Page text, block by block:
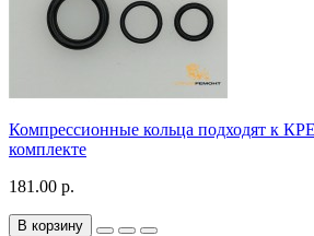
Компрессионные кольца подходят к
комплекте
181.00 р.
В корзину